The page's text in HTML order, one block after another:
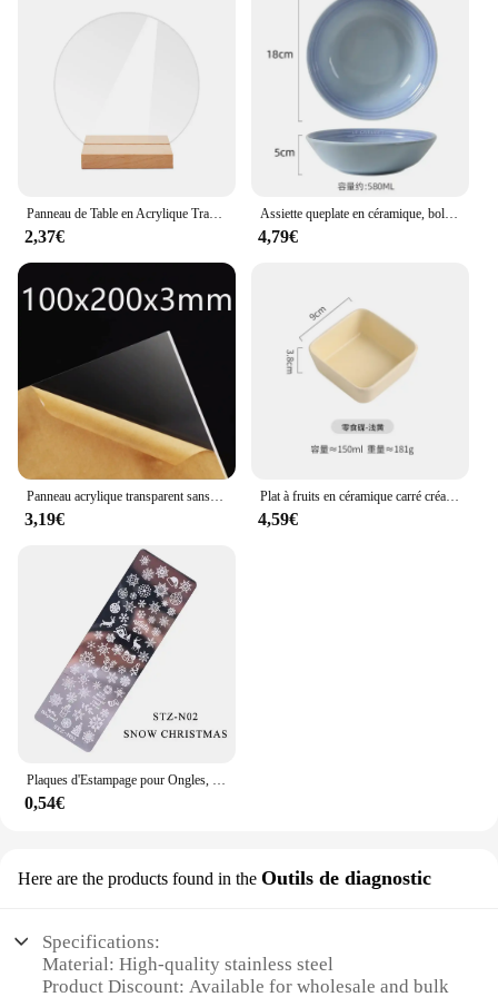
2,37€
Assiette queplate en céramique, bol à soupe en porcelaine de 7 pouces, plat à salade de dessert, assiette de service de cuisine, ustensiles de cuisine colorés
4,79€
Panneau acrylique transparent sans tour, plaque de verre plexiglas transparent, feuille organique en plastique, méthacrylat, épaisseur 1mm, 2mm, 3mm, 1 pièce
3,19€
Plat à fruits en céramique carré créatif, plat à Sauce Barbecue assiette à bonbons pour Dessert à la maison, bol à noix en porcelaine, décoration de la maison moderne
4,59€
Plaques d'Estampage pour Ongles, Papillon, Fleur, Géométrie, Feuilles d'Animaux, Bricolage, Galets d'Image pour Verhéritage à Ongles, Modèles d'Impression, Outils, KUI2.4
0,54€
Here are the products found in the Outils de diagnostic
Specifications:
Material: High-quality stainless steel
Product Discount: Available for wholesale and bulk